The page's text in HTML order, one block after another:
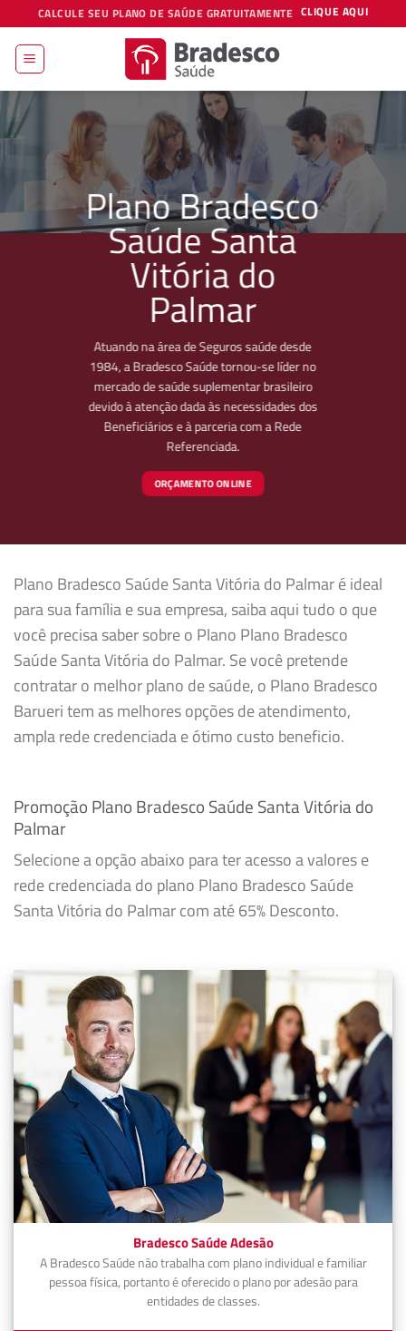
to
content
CALCULE SEU PLANO DE SAÚDE GRATUITAMENTE CLIQUE AQUI
Plano Bradesco
Saúde Santa
Vitória do
Palmar
Atuando na área de Seguros saúde desde
1984, a Bradesco Saúde tornou-se líder no
mercado de saúde suplementar brasileiro
devido à atenção dada às necessidades dos
Beneficiários e à parceria com a Rede
Referenciada.
ORÇAMENTO ONLINE
Plano Bradesco Saúde Santa Vitória do Palmar é ideal
para sua família e sua empresa, saiba aqui tudo o que
você precisa saber sobre o Plano Plano Bradesco
Saúde Santa Vitória do Palmar. Se você pretende
contratar o melhor plano de saúde, o Plano Bradesco
Barueri tem as melhores opções de atendimento,
ampla rede credenciada e ótimo custo beneficio.
Promoção Plano Bradesco Saúde Santa Vitória do
Palmar
Selecione a opção abaixo para ter acesso a valores e
rede credenciada do plano Plano Bradesco Saúde
Santa Vitória do Palmar com até 65% Desconto.
Bradesco Saúde Adesão
A Bradesco Saúde não trabalha com plano individual e familiar
pessoa física, portanto é oferecido o plano por adesão para
entidades de classes.